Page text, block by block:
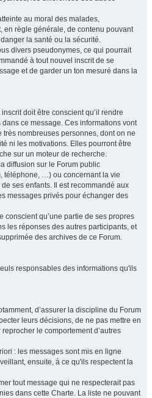
au moral des malades,
en règle générale, de contenu pouvant
la santé ou la sécurité.
divers pseudonymes, ce qui pourrait
à tout nouvel inscrit de se
et de garder un ton mesuré dans la
doit être conscient qu’il rendre
ce message. Ces informations vont
nombreuses personnes, dont on ne
ni les motivations. Elles pourront être
sur un moteur de recherche.
diffusion sur le Forum public
téléphone, …) ou concernant la vie
ses enfants. Il est recommandé aux
messages privés pour échanger des
conscient qu’une partie de ses propres
les réponses des autres participants, et
des archives de ce Forum.
responsables des informations qu'ils
d’assurer la discipline du Forum
leurs décisions, de ne pas mettre en
le comportement d’autres
: les messages sont mis en ligne
ensuite, à ce qu'ils respectent la
tout message qui ne respecterait pas
dans cette Charte. La liste ne pouvant